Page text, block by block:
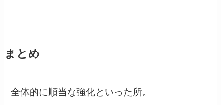
まとめ
全体的に順当な強化といった所。